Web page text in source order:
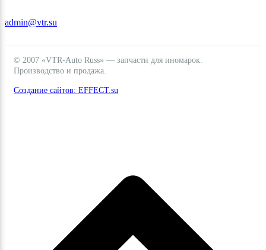
admin@vtr.su
© 2007 «VTR-Auto Russ» — запчасти для иномарок.
Производство и продажа.
Создание сайтов: EFFECT.su